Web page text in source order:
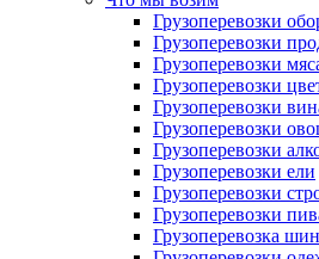
Грузоперевозки
Грузоперевозки
Грузоперевозки
Грузоперевозки
Грузоперевозки
Грузоперевозки
Грузоперевозки
Грузоперевозки ели
Грузоперевозки
Грузоперевозки
Грузоперевозка шин